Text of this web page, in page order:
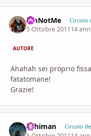
I'mNotMe Circolo
5 Ottobre 201114
AUTORE
Ahahah sei proprio
fatatomane!
Grazie!
Arhiman Circolo